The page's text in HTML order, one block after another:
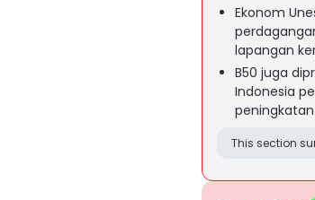
Ekonom
lapangan
B50 juga
Indonesia
This section